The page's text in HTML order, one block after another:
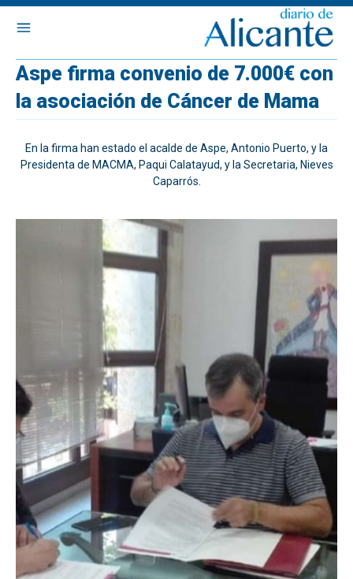
Aspe firma convenio de 7.000€ con
la asociación de Cáncer de Mama
En la firma han estado el acalde de Aspe, Antonio Puerto, y la
Presidenta de MACMA, Paqui Calatayud, y la Secretaria, Nieves
Caparrós.